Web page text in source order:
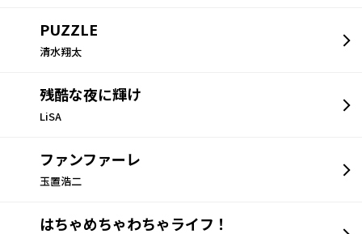
PUZZLE
清水翔太
残酷な夜に輝け
LiSA
ファンファーレ
玉置浩二
はちゃめちゃわちゃライフ！